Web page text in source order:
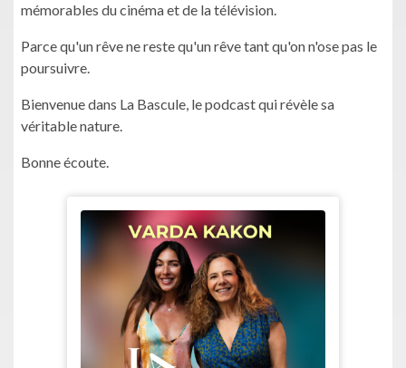
mémorables du cinéma et de la télévision.
Parce qu'un rêve ne reste qu'un rêve tant qu'on n'ose pas le
poursuivre.
Bienvenue dans La Bascule, le podcast qui révèle sa
véritable nature.
Bonne écoute.